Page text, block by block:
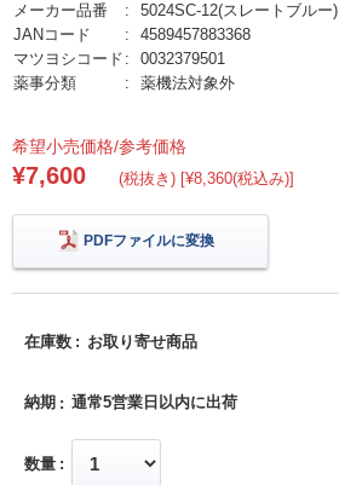
メーカー品番
5024SC-12(スレートブルー)
JANコード
4589457883368
マツヨシコード
0032379501
薬事分類
薬機法対象外
希望小売価格/参考価格
¥7,600 (税抜き) [¥8,360(税込み)]
PDFファイルに変換
在庫数 お取り寄せ商品
納期 通常5営業日以内に出荷
数量